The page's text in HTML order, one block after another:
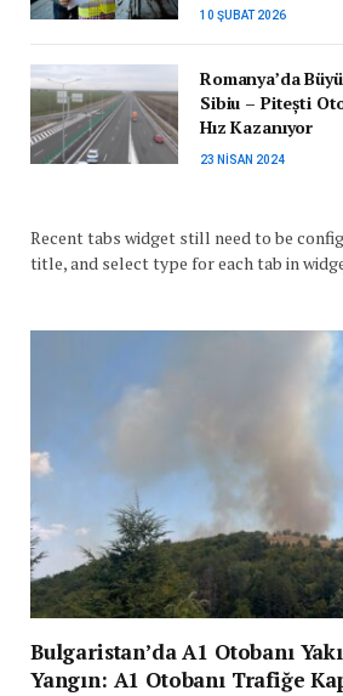
10 ŞUBAT 2026
Romanya’da
Sibiu – Pitești
Hız Kazanıyor
23 NISAN 2024
Recent tabs widget still need to be
title, and select type for each tab in
Bulgaristan’da A1 Otobanı
Yangın: A1 Otobanı Trafiğe